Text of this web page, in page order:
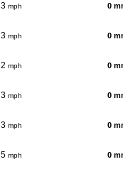
3 mph 0
3 mph 0
2 mph 0
3 mph 0
3 mph 0
5 mph 0